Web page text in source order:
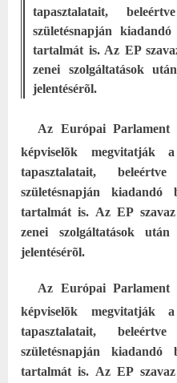
tapasztalatait,
születésnapján
tartalmát is. Az EP
zenei szolgáltatások
jelentésérõl.
Az Európai Parlament
képviselõk megvitatják
tapasztalatait,
születésnapján
tartalmát is. Az EP
zenei szolgáltatások
jelentésérõl.
Az Európai Parlament
képviselõk megvitatják
tapasztalatait,
születésnapján
tartalmát is. Az EP